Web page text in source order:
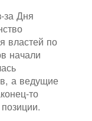
за Дня
властей по
начали
а ведущие
то